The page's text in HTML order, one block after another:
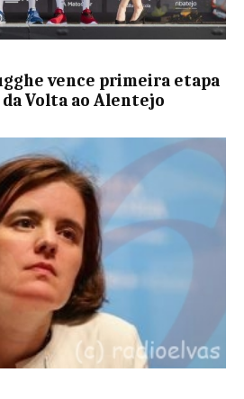
vence primeira etapa
Volta ao Alentejo